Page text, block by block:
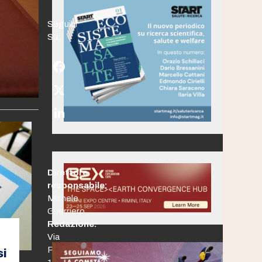
Seguici
Su:
Facebook
Twitter
(deprecated)
LinkedIn
Direttore
responsabile:
Michele
Guerriero
Redazione:
Via
Po,